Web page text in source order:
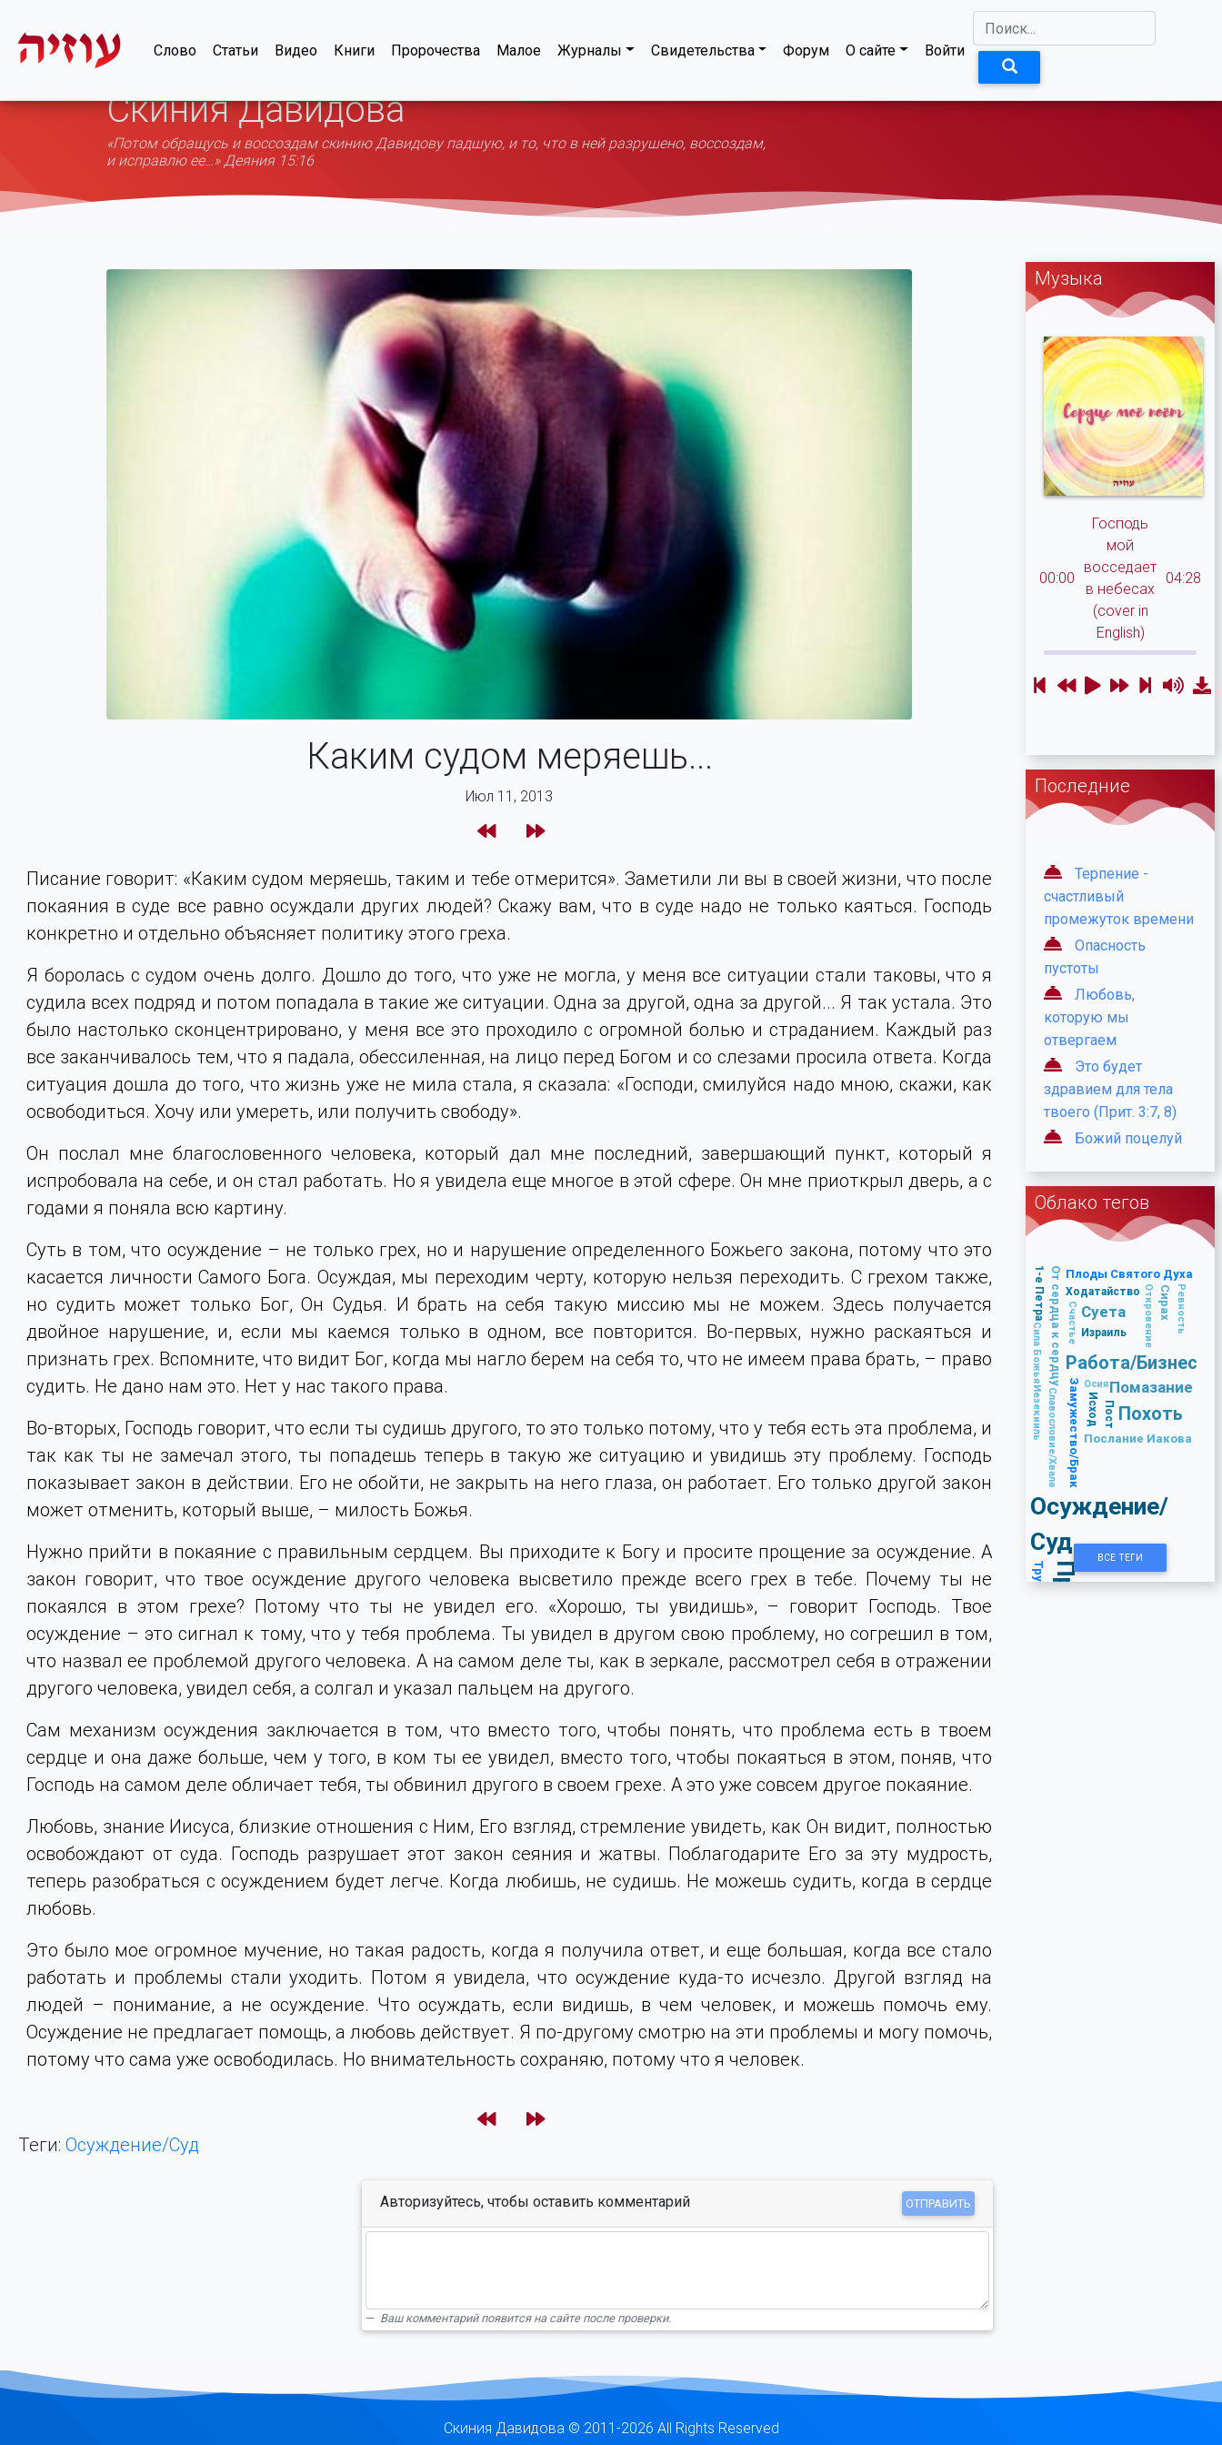
Слово Статьи Видео Книги Пророчества Малое Журналы Свидетельства Форум О сайте Войти
Скиния Давидова
«Потом обращусь и воссоздам скинию Давидову падшую, и то, что в ней разрушено, воссоздам,
и исправлю ее…» Деяния 15:16
Каким судом меряешь...
Июл 11, 2013
Писание говорит: «Каким судом меряешь, таким и тебе отмерится». Заметили ли вы в своей жизни, что после
покаяния в суде все равно осуждали других людей? Скажу вам, что в суде надо не только каяться. Господь
конкретно и отдельно объясняет политику этого греха.
Я боролась с судом очень долго. Дошло до того, что уже не могла, у меня все ситуации стали таковы, что я
судила всех подряд и потом попадала в такие же ситуации. Одна за другой, одна за другой... Я так устала. Это
было настолько сконцентрировано, у меня все это проходило с огромной болью и страданием. Каждый раз
все заканчивалось тем, что я падала, обессиленная, на лицо перед Богом и со слезами просила ответа. Когда
ситуация дошла до того, что жизнь уже не мила стала, я сказала: «Господи, смилуйся надо мною, скажи, как
освободиться. Хочу или умереть, или получить свободу».
Он послал мне благословенного человека, который дал мне последний, завершающий пункт, который я
испробовала на себе, и он стал работать. Но я увидела еще многое в этой сфере. Он мне приоткрыл дверь, а с
годами я поняла всю картину.
Суть в том, что осуждение – не только грех, но и нарушение определенного Божьего закона, потому что это
касается личности Самого Бога. Осуждая, мы переходим черту, которую нельзя переходить. С грехом также,
но судить может только Бог, Он Судья. И брать на себя такую миссию мы не можем. Здесь получается
двойное нарушение, и, если мы каемся только в одном, все повторится. Во-первых, нужно раскаяться и
признать грех. Вспомните, что видит Бог, когда мы нагло берем на себя то, что не имеем права брать, – право
судить. Не дано нам это. Нет у нас такого права.
Во-вторых, Господь говорит, что если ты судишь другого, то это только потому, что у тебя есть эта проблема, и
так как ты не замечал этого, ты попадешь теперь в такую же ситуацию и увидишь эту проблему. Господь
показывает закон в действии. Его не обойти, не закрыть на него глаза, он работает. Его только другой закон
может отменить, который выше, – милость Божья.
Нужно прийти в покаяние с правильным сердцем. Вы приходите к Богу и просите прощение за осуждение. А
закон говорит, что твое осуждение другого человека высветило прежде всего грех в тебе. Почему ты не
покаялся в этом грехе? Потому что ты не увидел его. «Хорошо, ты увидишь», – говорит Господь. Твое
осуждение – это сигнал к тому, что у тебя проблема. Ты увидел в другом свою проблему, но согрешил в том,
что назвал ее проблемой другого человека. А на самом деле ты, как в зеркале, рассмотрел себя в отражении
другого человека, увидел себя, а солгал и указал пальцем на другого.
Сам механизм осуждения заключается в том, что вместо того, чтобы понять, что проблема есть в твоем
сердце и она даже больше, чем у того, в ком ты ее увидел, вместо того, чтобы покаяться в этом, поняв, что
Господь на самом деле обличает тебя, ты обвинил другого в своем грехе. А это уже совсем другое покаяние.
Любовь, знание Иисуса, близкие отношения с Ним, Его взгляд, стремление увидеть, как Он видит, полностью
освобождают от суда. Господь разрушает этот закон сеяния и жатвы. Поблагодарите Его за эту мудрость,
теперь разобраться с осуждением будет легче. Когда любишь, не судишь. Не можешь судить, когда в сердце
любовь.
Это было мое огромное мучение, но такая радость, когда я получила ответ, и еще большая, когда все стало
работать и проблемы стали уходить. Потом я увидела, что осуждение куда-то исчезло. Другой взгляд на
людей – понимание, а не осуждение. Что осуждать, если видишь, в чем человек, и можешь помочь ему.
Осуждение не предлагает помощь, а любовь действует. Я по-другому смотрю на эти проблемы и могу помочь,
потому что сама уже освободилась. Но внимательность сохраняю, потому что я человек.
Теги: Осуждение/Суд
Авторизуйтесь, чтобы оставить комментарий ОТПРАВИТЬ
Ваш комментарий появится на сайте после проверки.
Музыка
00:00
Господь
мой
восседает
в небесах
(cover in
English)
04:28
Последние
Терпение -
счастливый
промежуток времени
Опасность
пустоты
Любовь,
которую мы
отвергаем
Это будет
здравием для тела
твоего (Прит. 3:7, 8)
Божий поцелуй
Облако тегов
1-е ПетраОт сердца к сердцу Плоды Святого Духа
Ходатайство Откровение Сирах Ревность
Работа/Бизнес
Счастье
Замужество/Брак
Суета
Израиль
Послание Иакова
Похоть
Пост
Исход
Прощение
Славословие/Хвала
Трудные времена
Иезекииль Помазание
Осия
Осуждение/
Суд
Сила Божья
ВСЕ ТЕГИ
Скиния Давидова © 2011-2026 All Rights Reserved